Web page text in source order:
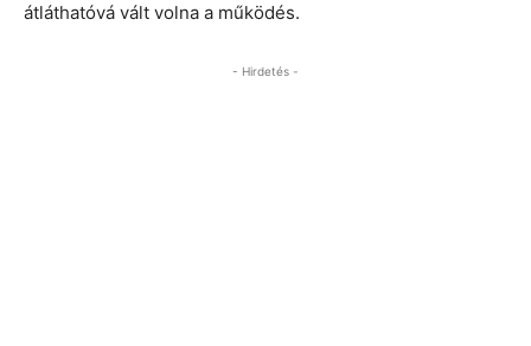
átláthatóvá vált volna a működés.
- Hirdetés -